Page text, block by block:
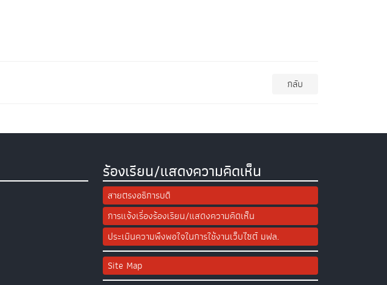
กลับ
ร้องเรียน/แสดงความคิดเห็น
สายตรงอธิการบดี
การแจ้งเรื่องร้องเรียน/แสดงความคิดเห็น
ประเมินความพึงพอใจในการใช้งานเว็บไซต์ มฟล.
Site Map